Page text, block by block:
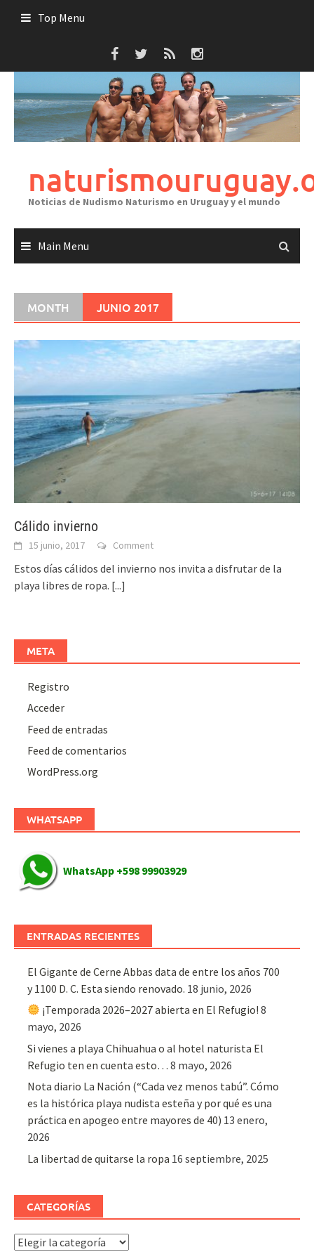
Top Menu
Noticias de Nudismo Naturismo en Uruguay y el mundo
Main Menu
MONTH JUNIO 2017
Cálido invierno
15 junio, 2017 Comment
Estos días cálidos del invierno nos invita a disfrutar de la
playa libres de ropa. [...]
META
Registro
Acceder
Feed de entradas
Feed de comentarios
WordPress.org
WHATSAPP
WhatsApp +598 99903929
ENTRADAS RECIENTES
El Gigante de Cerne Abbas data de entre los años 700
y 1100 D. C. Esta siendo renovado. 18 junio, 2026
¡Temporada 2026–2027 abierta en El Refugio! 8
mayo, 2026
Si vienes a playa Chihuahua o al hotel naturista El
Refugio ten en cuenta esto… 8 mayo, 2026
Nota diario La Nación (“Cada vez menos tabú”. Cómo
es la histórica playa nudista esteña y por qué es una
práctica en apogeo entre mayores de 40) 13 enero,
2026
La libertad de quitarse la ropa 16 septiembre, 2025
CATEGORÍAS
Categorías